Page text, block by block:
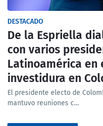
DESTACADO
De la Espriella
con varios
Latinoamérica en
investidura en
El presidente electo de
mantuvo reuniones c…